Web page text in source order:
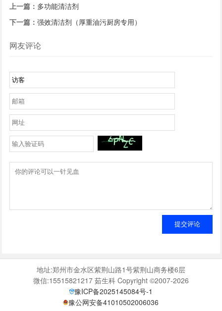
上一篇： 多功能清洁剂
下一篇：强效清洁剂（厚重油污厨房专用）
网友评论
提交评论
地址:郑州市金水区紫荆山路1号紫荆山商务楼6层
微信:15515821217 茹生科 Copyright ©2007-2026
豫ICP备2025145084号-1
豫公网安备41010502006036